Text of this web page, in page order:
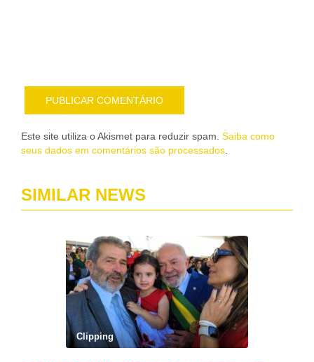
Este site utiliza o Akismet para reduzir spam. Saiba como
seus dados em comentários são processados
SIMILAR NEWS
Clipping